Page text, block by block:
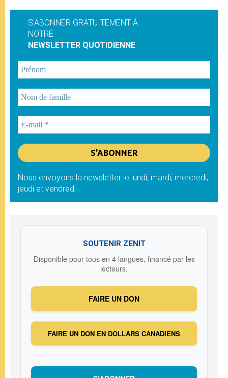
S'ABONNER GRATUITEMENT À
NOTRE
NEWSLETTER QUOTIDIENNE
Nous envoyons la newsletter le lundi, mardi, mercredi,
jeudi et vendredi
SOUTENIR ZENIT
Disponible pour tous en 4 langues, financé par les
lecteurs.
FAIRE UN DON
FAIRE UN DON EN DOLLARS CANADIENS